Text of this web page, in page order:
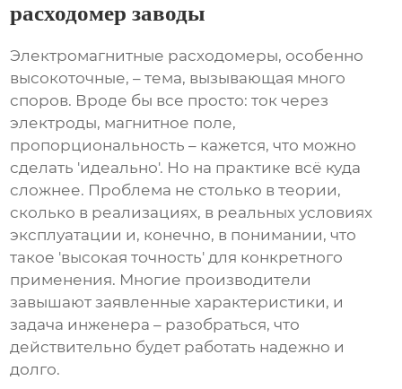
расходомер заводы
Электромагнитные расходомеры, особенно
высокоточные, – тема, вызывающая много
споров. Вроде бы все просто: ток через
электроды, магнитное поле,
пропорциональность – кажется, что можно
сделать 'идеально'. Но на практике всё куда
сложнее. Проблема не столько в теории,
сколько в реализациях, в реальных условиях
эксплуатации и, конечно, в понимании, что
такое 'высокая точность' для конкретного
применения. Многие производители
завышают заявленные характеристики, и
задача инженера – разобраться, что
действительно будет работать надежно и
долго.